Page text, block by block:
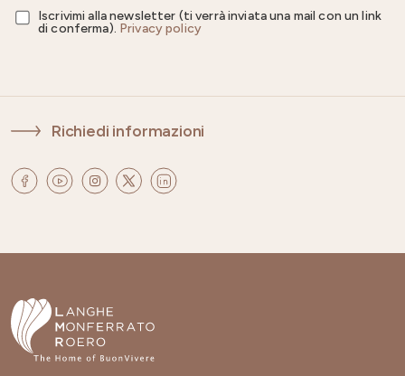
Iscrivimi alla newsletter (ti verrà inviata una mail con un link
di conferma). Privacy policy
Richiedi informazioni